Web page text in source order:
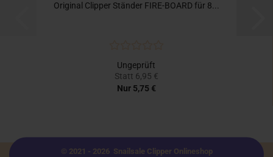
Original Clipper Ständer FIRE-BOARD für 8...
Ungeprüft
Statt 6,95 €
Nur 5,75 €
© 2021 - 2026 Snailsale Clipper Onlineshop